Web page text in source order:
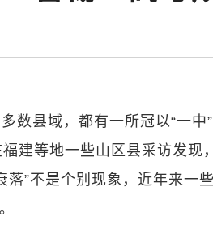
数县域，都有一所冠以“一中
建等地一些山区县采访发
落”不是个别现象，近年来一